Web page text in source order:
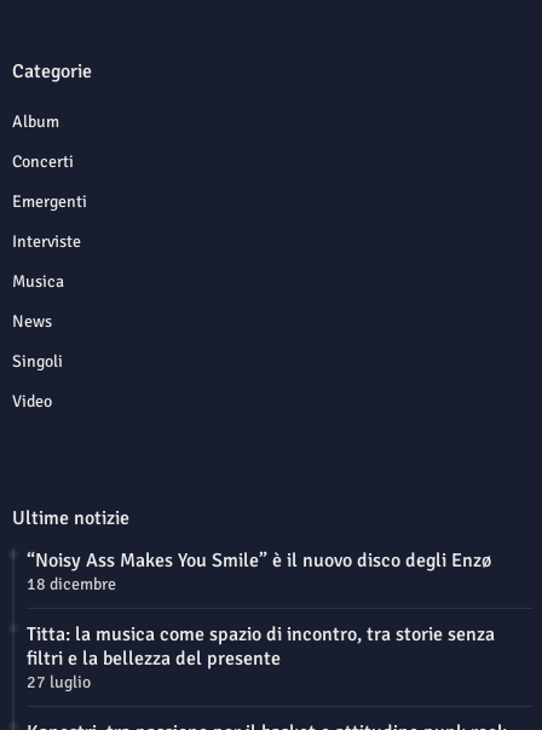
Categorie
Album
Concerti
Emergenti
Interviste
Musica
News
Singoli
Video
Ultime notizie
“Noisy Ass Makes You Smile” è il nuovo disco degli Enzø
18 dicembre
Titta: la musica come spazio di incontro, tra storie senza
filtri e la bellezza del presente
27 luglio